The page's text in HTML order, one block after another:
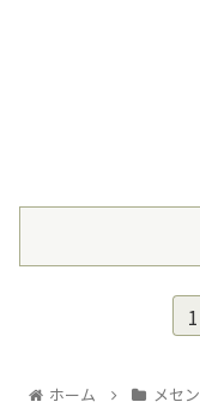
1
ホーム メセン